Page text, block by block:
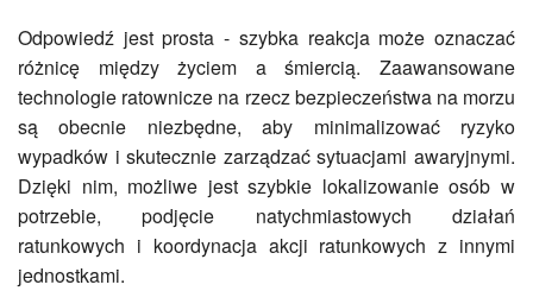
Odpowiedź jest prosta - szybka reakcja może oznaczać
różnicę między życiem a śmiercią. Zaawansowane
technologie ratownicze na rzecz bezpieczeństwa na morzu
są obecnie niezbędne, aby minimalizować ryzyko
wypadków i skutecznie zarządzać sytuacjami awaryjnymi.
Dzięki nim, możliwe jest szybkie lokalizowanie osób w
potrzebie, podjęcie natychmiastowych działań
ratunkowych i koordynacja akcji ratunkowych z innymi
jednostkami.